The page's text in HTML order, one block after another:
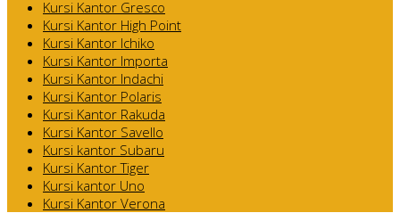
Kursi Kantor Gresco
Kursi Kantor High Point
Kursi Kantor Ichiko
Kursi Kantor Importa
Kursi Kantor Indachi
Kursi Kantor Polaris
Kursi Kantor Rakuda
Kursi Kantor Savello
Kursi kantor Subaru
Kursi Kantor Tiger
Kursi kantor Uno
Kursi Kantor Verona